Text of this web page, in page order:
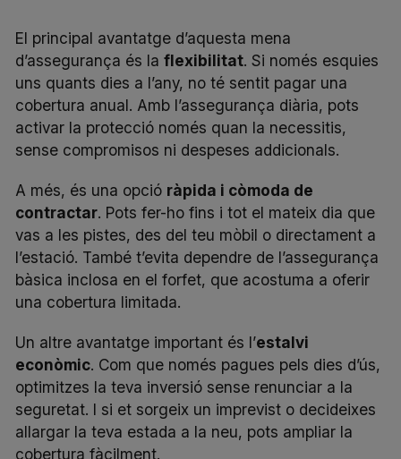
El principal avantatge d’aquesta mena
d’assegurança és laflexibilitat. Si només esquies
uns quants dies a l’any, no té sentit pagar una
cobertura anual. Amb l’assegurança diària, pots
activar la protecció només quan la necessitis,
sense compromisos ni despeses addicionals.
A més, és una opció ràpida i còmoda de
contractar. Pots fer-ho fins i tot el mateix dia que
vas a les pistes, des del teu mòbil o directament a
l’estació. També t’evita dependre de l’assegurança
bàsica inclosa en el forfet, que acostuma a oferir
una cobertura limitada.
Un altre avantatge important és l’estalvi
econòmic. Com que només pagues pels dies d’ús,
optimitzes la teva inversió sense renunciar a la
seguretat. I si et sorgeix un imprevist o decideixes
allargar la teva estada a la neu, pots ampliar la
cobertura fàcilment.